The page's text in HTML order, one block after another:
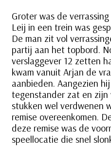
Groter was de
Leij in een trein was
De man zit vol
partij aan het topbord.
verslaggever 12 zetten
kwam vanuit Arjan de
aanbieden. Aangezien
tegenstander zat en
stukken wel verdwenen
remise overeenkomen.
deze remise was de
speellocatie die snel